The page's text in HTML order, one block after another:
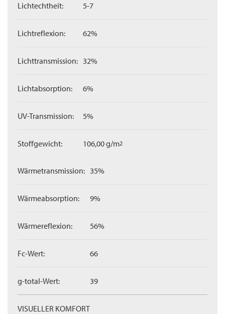
Lichtechtheit: 5-7
Lichtreflexion: 62%
Lichttransmission: 32%
Lichtabsorption: 6%
UV-Transmission: 5%
Stoffgewicht: 106,00 g/m2
Wärmetransmission: 35%
Wärmeabsorption: 9%
Wärmereflexion: 56%
Fc-Wert: 66
g-total-Wert: 39
VISUELLER KOMFORT